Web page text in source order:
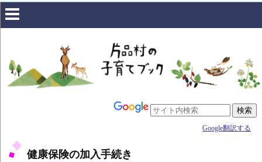
Google翻訳する
健康保険の加入手続き